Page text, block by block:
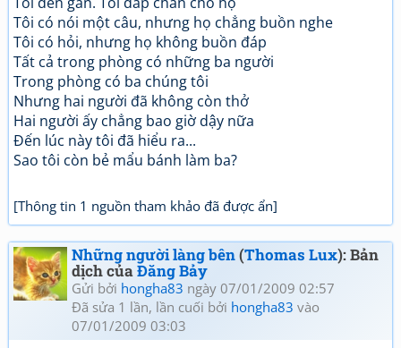
Tôi có nói một câu, nhưng họ chẳng buồn nghe
Tôi có hỏi, nhưng họ không buồn đáp
Tất cả trong phòng có những ba người
Trong phòng có ba chúng tôi
Nhưng hai người đã không còn thở
Hai người ấy chẳng bao giờ dậy nữa
Đến lúc này tôi đã hiểu ra...
Sao tôi còn bẻ mẩu bánh làm ba?
[Thông tin 1 nguồn tham khảo đã được ẩn]
Những người làng bên(Thomas Lux): Bản
dịch củaĐăng Bảy
Gửi bởi hongha83 ngày 07/01/2009 02:57
Đã sửa 1 lần, lần cuối bởi hongha83 vào
07/01/2009 03:03